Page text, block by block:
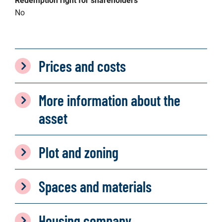
No
Prices and costs
More information about the
asset
Plot and zoning
Spaces and materials